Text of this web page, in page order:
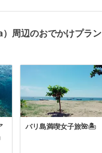
周辺のおでかけプラン
バリ島満喫女子旅🌺🏝